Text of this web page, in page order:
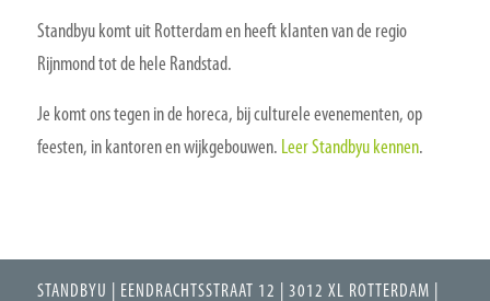
Standbyu komt uit Rotterdam en heeft klanten van de regio
Rijnmond tot de hele Randstad.
Je komt ons tegen in de horeca, bij culturele evenementen, op
feesten, in kantoren en wijkgebouwen. Leer Standbyu kennen.
STANDBYU | EENDRACHTSSTRAAT 12 | 3012 XL ROTTERDAM |